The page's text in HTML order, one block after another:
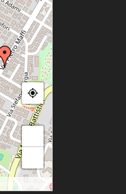
© OpenStreetMap